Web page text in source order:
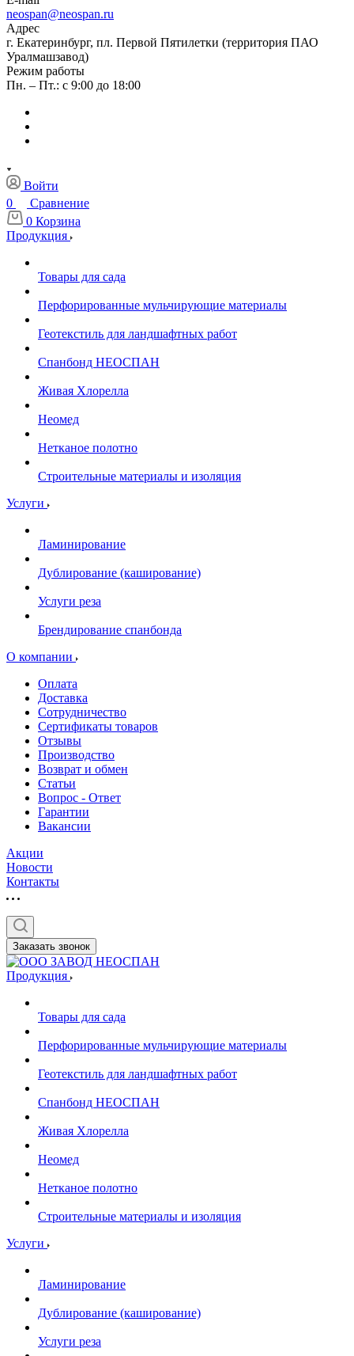
neospan@neospan.ru
Адрес
г. Екатеринбург, пл. Первой Пятилетки (территория ПАО
Уралмашзавод)
Режим работы
Пн. – Пт.: с 9:00 до 18:00
Войти
0
Сравнение
0 Корзина
Продукция
Товары для сада
Перфорированные мульчирующие материалы
Геотекстиль для ландшафтных работ
Спанбонд НЕОСПАН
Живая Хлорелла
Нeомед
Нетканое полотно
Строительные материалы и изоляция
Услуги
Ламинирование
Дублирование (каширование)
Услуги реза
Брендирование спанбонда
О компании
Оплата
Доставка
Сотрудничество
Сертификаты товаров
Отзывы
Производство
Возврат и обмен
Статьи
Вопрос - Ответ
Гарантии
Вакансии
Акции
Новости
Контакты
Заказать звонок
Продукция
Товары для сада
Перфорированные мульчирующие материалы
Геотекстиль для ландшафтных работ
Спанбонд НЕОСПАН
Живая Хлорелла
Нeомед
Нетканое полотно
Строительные материалы и изоляция
Услуги
Ламинирование
Дублирование (каширование)
Услуги реза